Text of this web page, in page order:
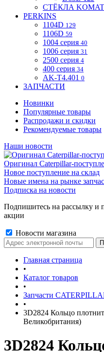
СТЁКЛА
PERKINS
1104D 129
1106D 59
1004 серия 40
1006 серия 31
2500 серия 4
400 серия 34
AK-T4.401 0
ЗАПЧАСТИ
Новинки
Популярные товары
Распродажи и скидки
Рекомендуемые товары
Наши новости
Оригинал Caterpillar-
Новое поступление на склад
Новые имена на рынке
Подписка на новости
Подпишитесь на рассылку и
акции
Новости магазина
Главная страница
•
Каталог товаров
•
Запчасти
•
3D2824 Кольцо
Великобритания)
3D2824